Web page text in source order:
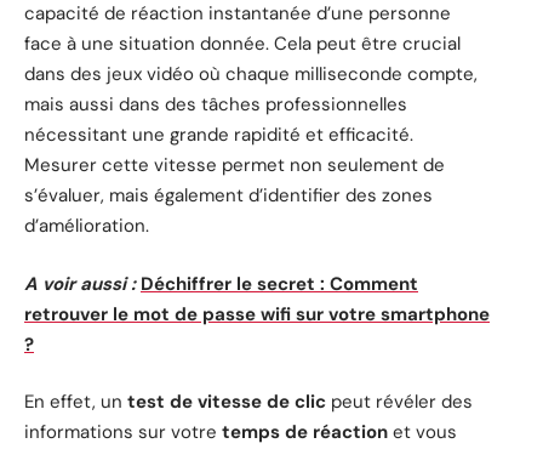
capacité de réaction instantanée d’une personne
face à une situation donnée. Cela peut être crucial
dans des jeux vidéo où chaque milliseconde compte,
mais aussi dans des tâches professionnelles
nécessitant une grande rapidité et efficacité.
Mesurer cette vitesse permet non seulement de
s’évaluer, mais également d’identifier des zones
d’amélioration.
A voir aussi : Déchiffrer le secret : Comment
retrouver le mot de passe wifi sur votre smartphone
?
En effet, un test de vitesse de clic peut révéler des
informations sur votre temps de réaction et vous